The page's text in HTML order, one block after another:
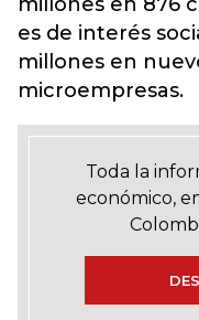
es de interés
millones en
microempresas.
Toda la
económico,